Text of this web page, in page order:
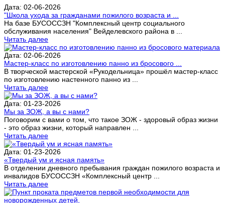
Дата: 02-06-2026
"Школа ухода за гражданами пожилого возраста и ...
На базе БУСОССЗН "Комплексный центр социального
обслуживания населения" Вейделевского района в ...
Читать далее
Дата: 02-06-2026
Мастер-класс по изготовлению панно из бросового ...
В творческой мастерской «Рукодельница» прошёл мастер-класс
по изготовлению настенного панно из ...
Читать далее
Дата: 01-23-2026
Мы за ЗОЖ, а вы с нами?
Поговорим с вами о том, что такое ЗОЖ - здоровый образ жизни
- это образ жизни, который направлен ...
Читать далее
Дата: 01-23-2026
«Твердый ум и ясная память»
В отделении дневного пребывания граждан пожилого возраста и
инвалидов БУСОССЗН «Комплексный центр ...
Читать далее